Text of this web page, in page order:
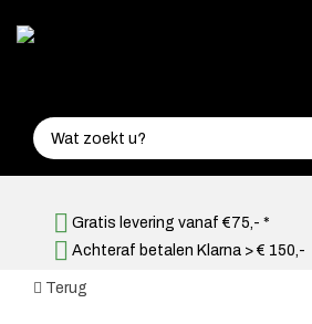
Gratis levering vanaf €75,- *
Achteraf betalen Klarna > € 150,-
Terug